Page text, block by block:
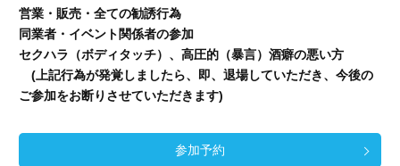
営業・販売・全ての勧誘行為
同業者・イベント関係者の参加
セクハラ（ボディタッチ）、高圧的（暴言）酒癖の悪い方
(上記行為が発覚しましたら、即、退場していただき、今後の
ご参加をお断りさせていただきます)
参加予約